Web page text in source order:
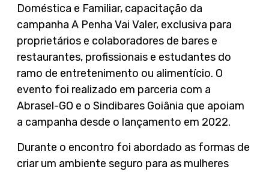
Doméstica e Familiar, capacitação da
campanha A Penha Vai Valer, exclusiva para
proprietários e colaboradores de bares e
restaurantes, profissionais e estudantes do
ramo de entretenimento ou alimentício. O
evento foi realizado em parceria com a
Abrasel-GO e o Sindibares Goiânia que apoiam
a campanha desde o lançamento em 2022.
Durante o encontro foi abordado as formas de
criar um ambiente seguro para as mulheres